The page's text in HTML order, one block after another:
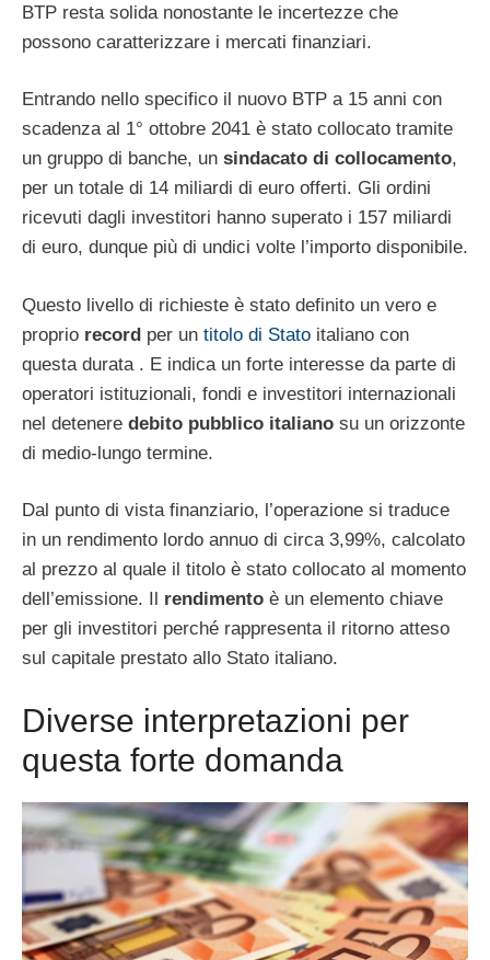
BTP resta solida nonostante le incertezze che
possono caratterizzare i mercati finanziari.
Entrando nello specifico il nuovo BTP a 15 anni con
scadenza al 1° ottobre 2041 è stato collocato tramite
un gruppo di banche, un sindacato di collocamento,
per un totale di 14 miliardi di euro offerti. Gli ordini
ricevuti dagli investitori hanno superato i 157 miliardi
di euro, dunque più di undici volte l’importo disponibile.
Questo livello di richieste è stato definito un vero e
proprio record per un titolo di Stato italiano con
questa durata . E indica un forte interesse da parte di
operatori istituzionali, fondi e investitori internazionali
nel detenere debito pubblico italiano su un orizzonte
di medio-lungo termine.
Dal punto di vista finanziario, l’operazione si traduce
in un rendimento lordo annuo di circa 3,99%, calcolato
al prezzo al quale il titolo è stato collocato al momento
dell’emissione. Il rendimento è un elemento chiave
per gli investitori perché rappresenta il ritorno atteso
sul capitale prestato allo Stato italiano.
Diverse interpretazioni per
questa forte domanda